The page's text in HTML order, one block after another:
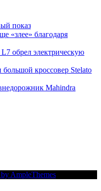
показ
«злее» благодаря
обрел электрическую
кроссовер Stelato
Mahindra
AmpleThemes